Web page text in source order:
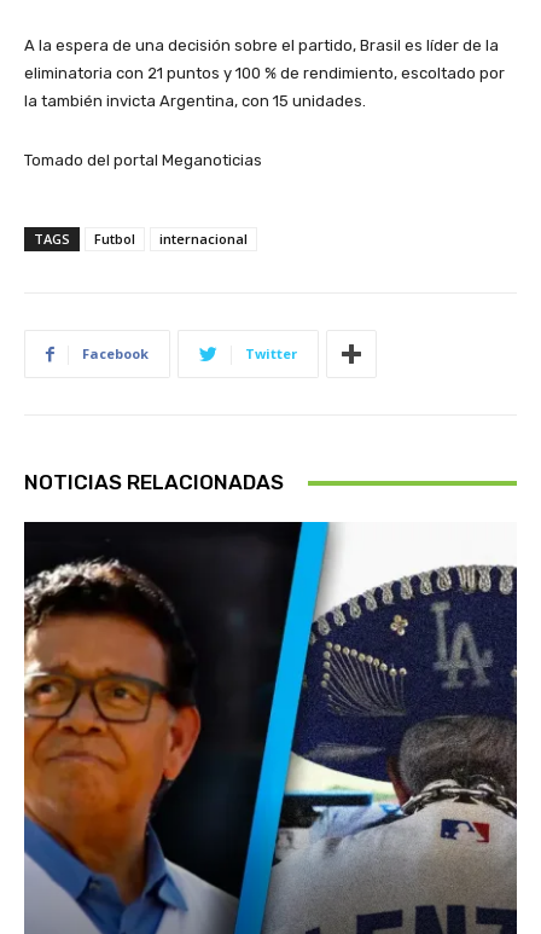
A la espera de una decisión sobre el partido, Brasil es líder de la
eliminatoria con 21 puntos y 100 % de rendimiento, escoltado por
la también invicta Argentina, con 15 unidades.
Tomado del portal Meganoticias
TAGS Futbol internacional
Facebook Twitter
NOTICIAS RELACIONADAS